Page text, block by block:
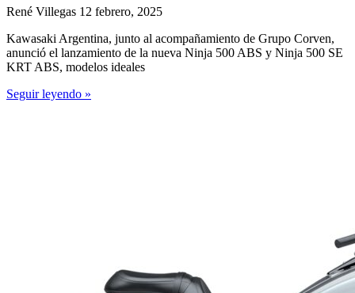
René Villegas 12 febrero, 2025
Kawasaki Argentina, junto al acompañamiento de Grupo Corven,
anunció el lanzamiento de la nueva Ninja 500 ABS y Ninja 500 SE
KRT ABS, modelos ideales
Seguir leyendo »